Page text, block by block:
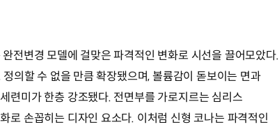
전변경 모델에 걸맞은 파격적인 변화로 시선을 끌어모았다.
의할 수 없을 만큼 확장됐으며, 볼륨감이 돋보이는 면과
련미가 한층 강조됐다. 전면부를 가로지르는 심리스
로 손꼽히는 디자인 요소다. 이처럼 신형 코나는 파격적인